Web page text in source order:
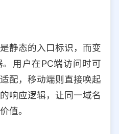
静态的入口标识，而变
用户在PC端访问时可
配，移动端则直接唤起
响应逻辑，让同一域名
值。